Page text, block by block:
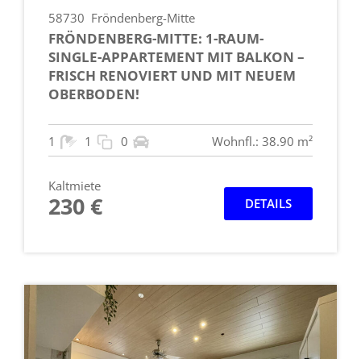
58730 Fröndenberg-Mitte
FRÖNDENBERG-MITTE: 1-RAUM-
SINGLE-APPARTEMENT MIT BALKON –
FRISCH RENOVIERT UND MIT NEUEM
OBERBODEN!
1 1 0 Wohnfl.: 38.90 m²
Kaltmiete
230 € DETAILS